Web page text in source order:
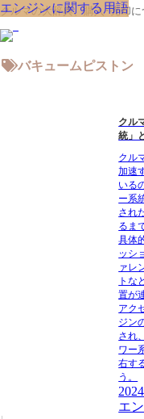
クルマの大辞典、購入･売却に
バキュームピストン
エンジンに関する用語
クル
統」
クル
加速
いる
ー系
され
るま
具体
ッシ
ァレ
トな
置が
アク
ジン
され
ワー
右す
う。
エ